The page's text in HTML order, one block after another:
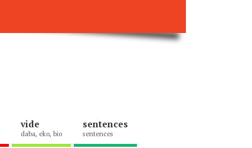
vide
daba, eko, bio
sentences
sentences